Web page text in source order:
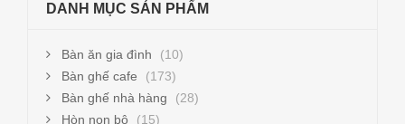
DANH MỤC SẢN PHẨM
Bàn ăn gia đình
(10)
Bàn ghế cafe
(173)
Bàn ghế nhà hàng
(28)
Hòn non bộ
(15)